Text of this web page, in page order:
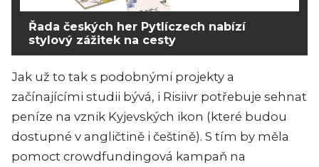
Řada českých her Pytlíczech nabízí
stylový zážitek na cesty
Jak už to tak s podobnými projekty a
začínajícími studii bývá, i Risiivr potřebuje sehnat
peníze na vznik Kyjevských ikon (které budou
dostupné v angličtině i češtině). S tím by měla
pomoct crowdfundingová kampaň na